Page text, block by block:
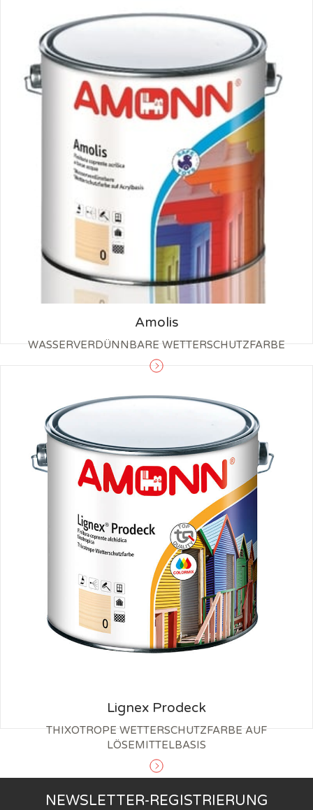
Amolis
WASSERVERDÜNNBARE WETTERSCHUTZFARBE
Lignex Prodeck
THIXOTROPE WETTERSCHUTZFARBE AUF
LÖSEMITTELBASIS
NEWSLETTER-REGISTRIERUNG